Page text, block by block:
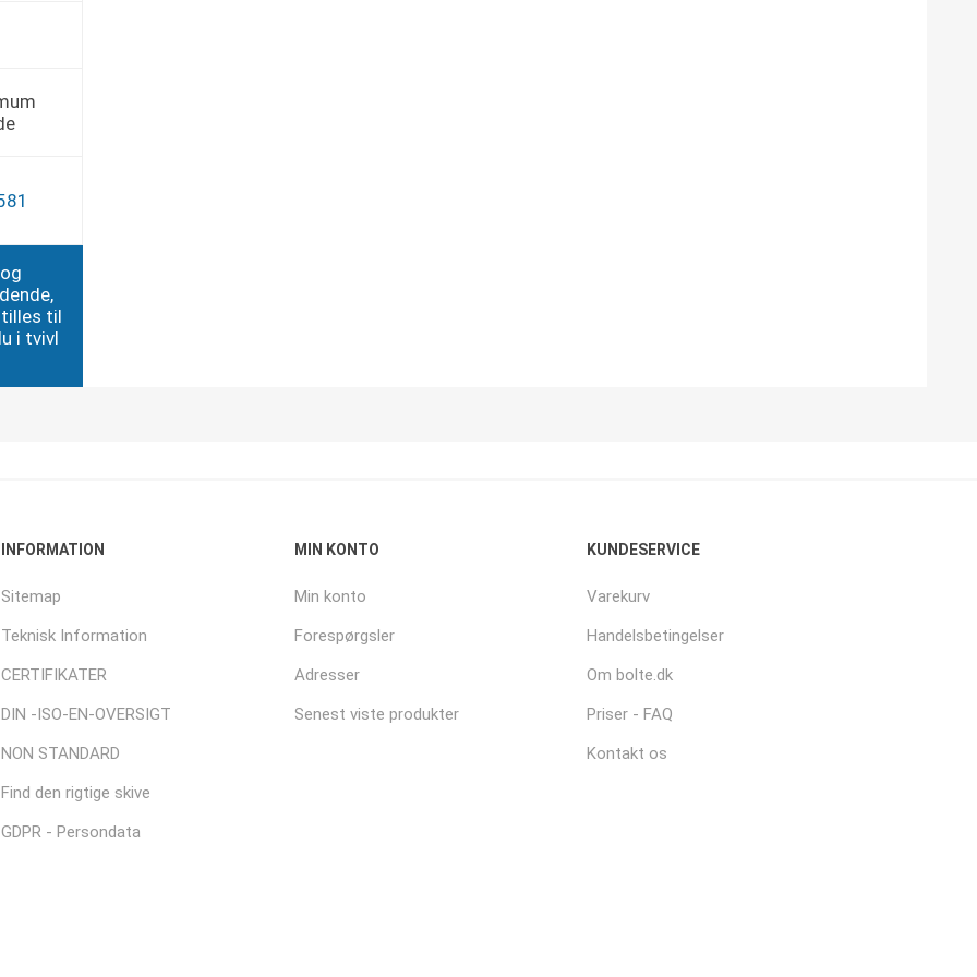
til
i tvivl
INFORMATION
Sitemap
Teknisk Information
CERTIFIKATER
DIN -ISO-EN-OVERSIGT
NON STANDARD
Find den rigtige skive
GDPR - Persondata
MIN KONTO
Min konto
Forespørgsler
Adresser
Senest viste produkter
KUNDESERVICE
Varekurv
Handelsbetingelser
Om bolte.dk
Priser - FAQ
Kontakt os